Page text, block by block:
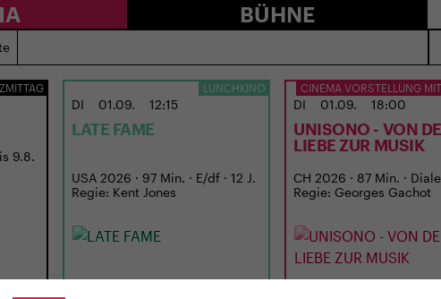
BÜHNE
ZMITTAG
9.8.
LUNCHKINO
DI 01.09. 12:15
LATE FAME
USA 2026 · 97 Min. · E/df · 12 J.
Regie: Kent Jones
CINEMA VORSTELLUNG
DI 01.09. 18:00
UNISONO - VON
LIEBE ZUR MUSIK
CH 2026 · 87 Min. ·
Regie: Georges Gachot